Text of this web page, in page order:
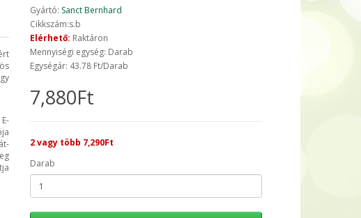
Gyártó: Sanct Bernhard
Cikkszám:s.b
Elérhető: Raktáron
Mennyiségi egység: Darab
Egységár: 43.78 Ft/Darab
7,880Ft
2 vagy több 7,290Ft
Darab